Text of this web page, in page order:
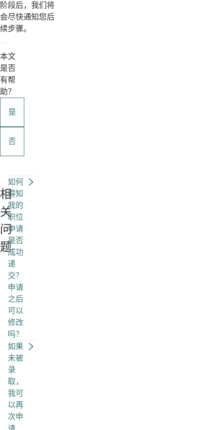
阶段后，我们将
会尽快通知您后
续步骤。
本文
是否
有帮
助？
是
否
相
关
问
题
如何
得知
我的
职位
申请
是否
成功
递
交？
申请
之后
可以
修改
吗？
如果
未被
录
取，
我可
以再
次申
请